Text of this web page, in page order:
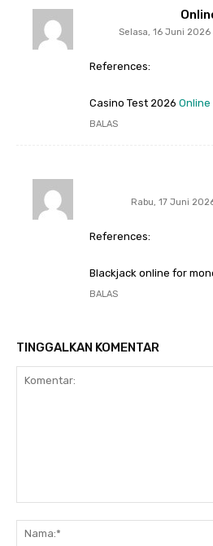
Selasa, 16 Juni
References:
Casino Test 2026
BALAS
Rabu, 17 Juni
References:
Blackjack online for
BALAS
TINGGALKAN KOMENTAR